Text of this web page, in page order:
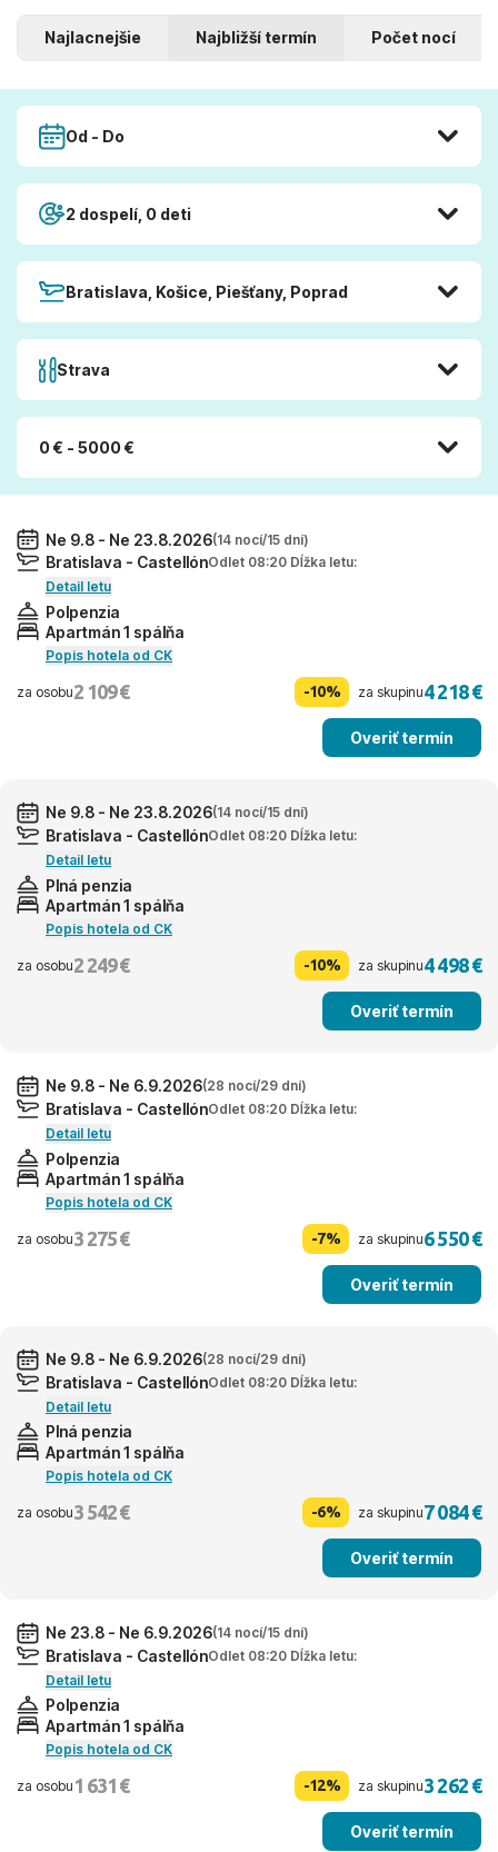
Najlacnejšie Najbližší termín Počet nocí
Od - Do
2 dospelí, 0 deti
Bratislava, Košice, Piešťany, Poprad
Strava
0 € - 5000 €
Ne 9.8 - Ne 23.8.2026(14 nocí/15 dní)
Bratislava - CastellónOdlet 08:20 Dĺžka letu:
Detail letu
Polpenzia
Apartmán 1 spálňa
Popis hotela od CK
za osobu2 109 € -10% za skupinu4 218 €
Overiť termín
Ne 9.8 - Ne 23.8.2026(14 nocí/15 dní)
Bratislava - CastellónOdlet 08:20 Dĺžka letu:
Detail letu
Plná penzia
Apartmán 1 spálňa
Popis hotela od CK
za osobu2 249 € -10% za skupinu4 498 €
Overiť termín
Ne 9.8 - Ne 6.9.2026(28 nocí/29 dní)
Bratislava - CastellónOdlet 08:20 Dĺžka letu:
Detail letu
Polpenzia
Apartmán 1 spálňa
Popis hotela od CK
za osobu3 275 € -7% za skupinu6 550 €
Overiť termín
Ne 9.8 - Ne 6.9.2026(28 nocí/29 dní)
Bratislava - CastellónOdlet 08:20 Dĺžka letu:
Detail letu
Plná penzia
Apartmán 1 spálňa
Popis hotela od CK
za osobu3 542 € -6% za skupinu7 084 €
Overiť termín
Ne 23.8 - Ne 6.9.2026(14 nocí/15 dní)
Bratislava - CastellónOdlet 08:20 Dĺžka letu:
Detail letu
Polpenzia
Apartmán 1 spálňa
Popis hotela od CK
za osobu 1 631 € -12% za skupinu3 262 €
Overiť termín